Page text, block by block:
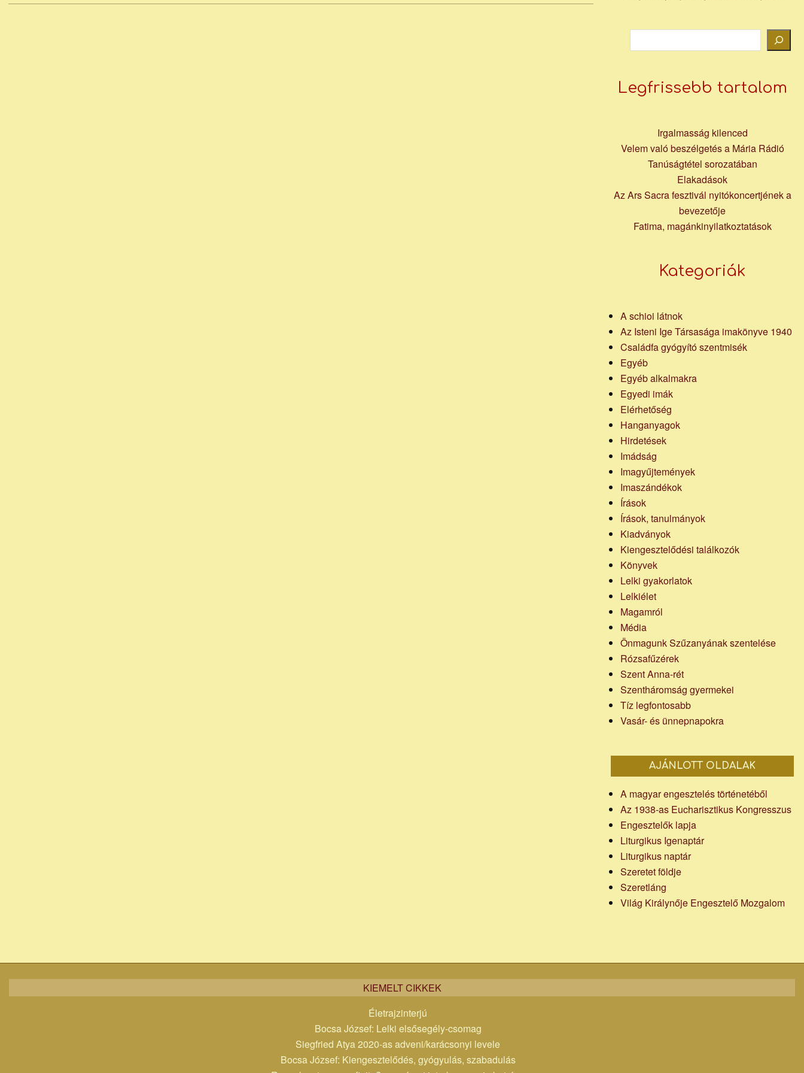
Legfrissebb tartalom
Irgalmasság kilenced
Velem való beszélgetés a Mária Rádió
Tanúságtétel sorozatában
Elakadások
Az Ars Sacra fesztivál nyitókoncertjének a
bevezetője
Fatima, magánkinyilatkoztatások
Kategoriák
A schioi látnok
Az Isteni Ige Társasága imakönyve 1940
Családfa gyógyító szentmisék
Egyéb
Egyéb alkalmakra
Egyedi imák
Elérhetőség
Hanganyagok
Hirdetések
Imádság
Imagyűjtemények
Imaszándékok
Írások
Írások, tanulmányok
Kiadványok
Kiengesztelődési találkozók
Könyvek
Lelki gyakorlatok
Lelkiélet
Magamról
Média
Önmagunk Szűzanyának szentelése
Rózsafűzérek
Szent Anna-rét
Szentháromság gyermekei
Tíz legfontosabb
Vasár- és ünnepnapokra
AJÁNLOTT OLDALAK
A magyar engesztelés történetéből
Az 1938-as Eucharisztikus Kongresszus
Engesztelők lapja
Liturgikus Igenaptár
Liturgikus naptár
Szeretet földje
Szeretláng
Világ Királynője Engesztelő Mozgalom
KIEMELT CIKKEK
Életrajzinterjú
Bocsa József: Lelki elsősegély-csomag
Siegfried Atya 2020-as adveni/karácsonyi levele
Bocsa József: Kiengesztelődés, gyógyulás, szabadulás